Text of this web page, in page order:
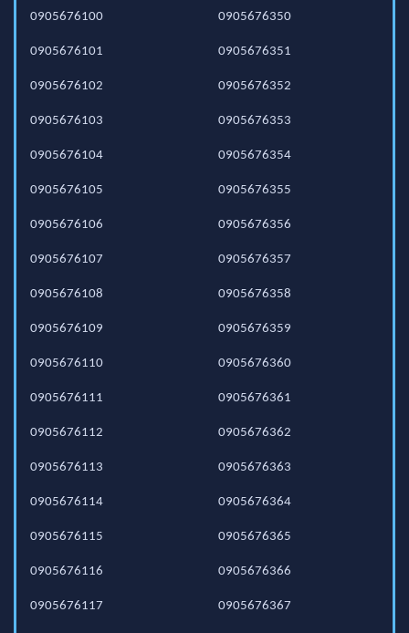
0905676100
0905676101
0905676102
0905676103
0905676104
0905676105
0905676106
0905676107
0905676108
0905676109
0905676110
0905676111
0905676112
0905676113
0905676114
0905676115
0905676116
0905676117
0905676350
0905676351
0905676352
0905676353
0905676354
0905676355
0905676356
0905676357
0905676358
0905676359
0905676360
0905676361
0905676362
0905676363
0905676364
0905676365
0905676366
0905676367